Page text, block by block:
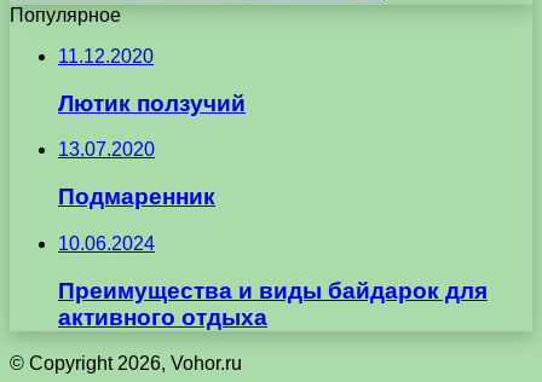
Популярное
11.12.2020
Лютик ползучий
13.07.2020
Подмаренник
10.06.2024
Преимущества и виды байдарок для
активного отдыха
© Copyright 2026, Vohor.ru